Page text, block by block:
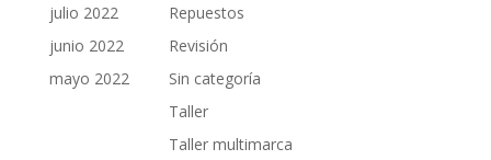
julio 2022
junio 2022
mayo 2022
Repuestos
Revisión
Sin categoría
Taller
Taller multimarca